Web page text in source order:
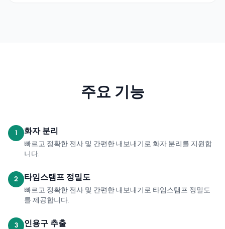
주요 기능
1 화자 분리
빠르고 정확한 전사 및 간편한 내보내기로 화자 분리를 지원합
니다.
2 타임스탬프 정밀도
빠르고 정확한 전사 및 간편한 내보내기로 타임스탬프 정밀도
를 제공합니다.
3 인용구 추출